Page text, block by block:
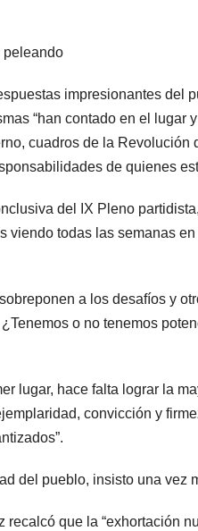
peleando
impresionantes del
“han contado en el lugar
cuadros de la
de quienes
del IX Pleno
viendo todas las semanas
a los desafíos y
o no tenemos
lugar, hace falta lograr la
convicción y
del pueblo, insisto una vez
recalcó que la “exhortación